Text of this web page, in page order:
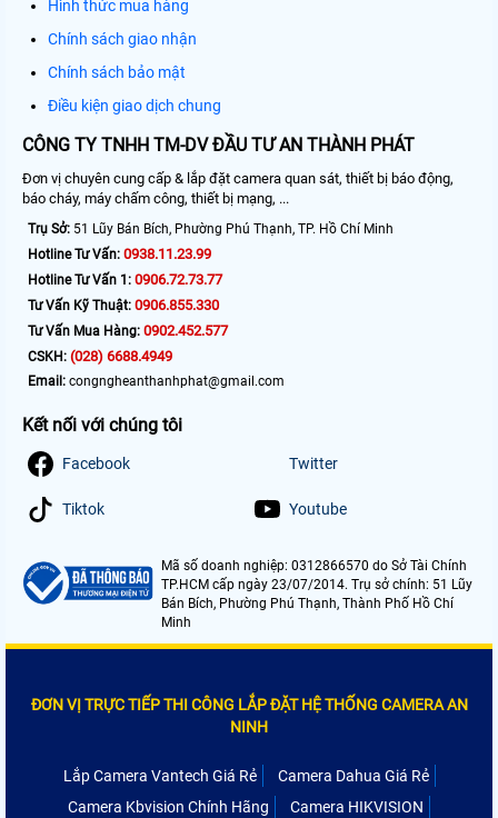
Hình thức mua hàng
Chính sách giao nhận
Chính sách bảo mật
Điều kiện giao dịch chung
CÔNG TY TNHH TM-DV ĐẦU TƯ AN THÀNH PHÁT
Đơn vị chuyên cung cấp & lắp đặt camera quan sát, thiết bị báo động,
báo cháy, máy chấm công, thiết bị mạng, ...
Trụ Sở: 51 Lũy Bán Bích, Phường Phú Thạnh, TP. Hồ Chí Minh
Hotline Tư Vấn: 0938.11.23.99
Hotline Tư Vấn 1: 0906.72.73.77
Tư Vấn Kỹ Thuật: 0906.855.330
Tư Vấn Mua Hàng: 0902.452.577
CSKH: (028) 6688.4949
Email: congngheanthanhphat@gmail.com
Kết nối với chúng tôi
Facebook Twitter
Tiktok Youtube
Mã số doanh nghiệp: 0312866570 do Sở Tài Chính
TP.HCM cấp ngày 23/07/2014. Trụ sở chính: 51 Lũy
Bán Bích, Phường Phú Thạnh, Thành Phố Hồ Chí
Minh
ĐƠN VỊ TRỰC TIẾP THI CÔNG LẮP ĐẶT HỆ THỐNG CAMERA AN
NINH
Lắp Camera Vantech Giá Rẻ
Camera Dahua Giá Rẻ
Camera Kbvision Chính Hãng
Camera HIKVISION